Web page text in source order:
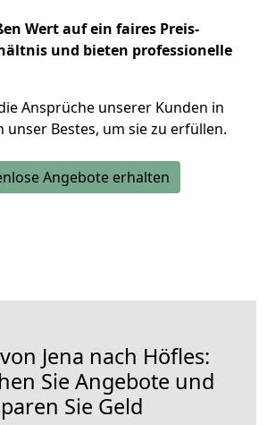
Wert auf ein faires Preis-
und bieten professionelle
Ansprüche unserer Kunden in
unser Bestes, um sie zu erfüllen.
Angebote erhalten
Jena nach Höfles:
Sie Angebote und
Sie Geld